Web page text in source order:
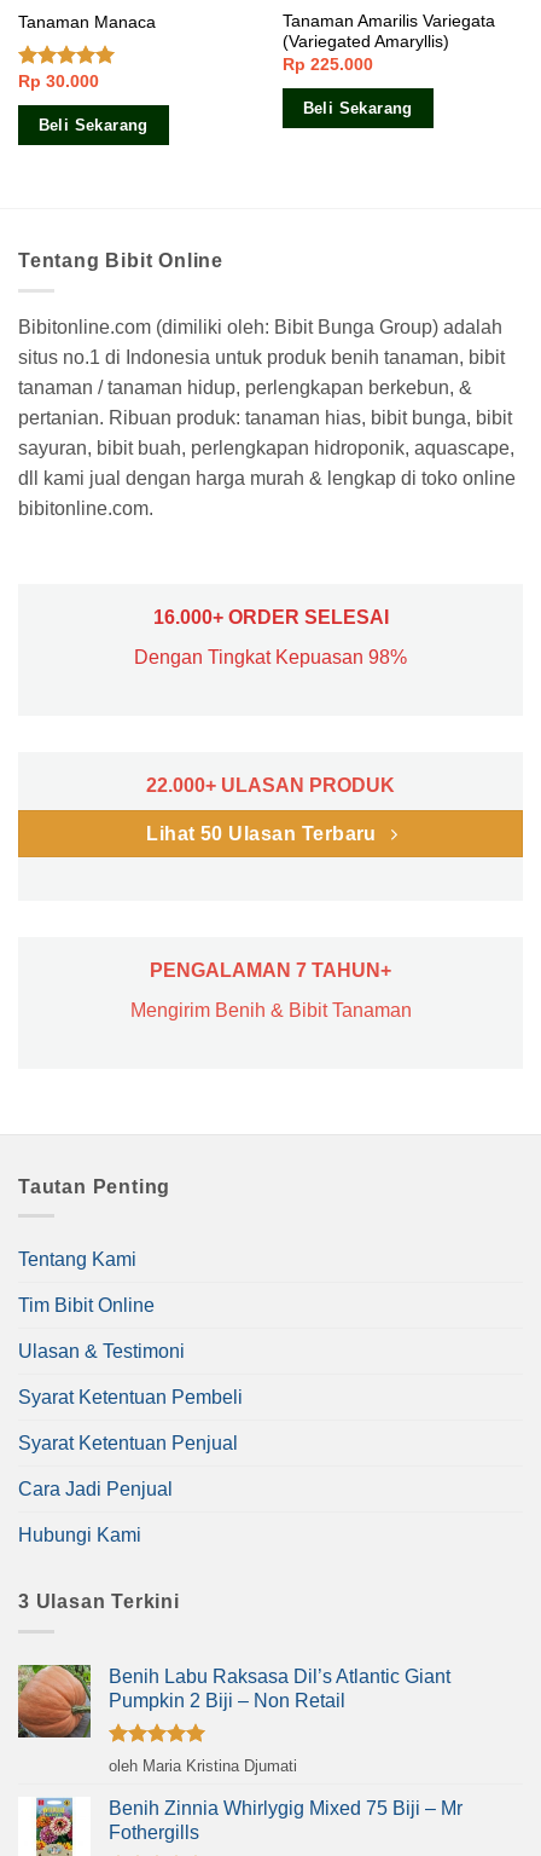
Tanaman Manaca
Dinilai5.00
dari 5
Rp 30.000
Beli Sekarang
Tanaman Amarilis Variegata
(Variegated Amaryllis)
Rp 225.000
Beli Sekarang
Tentang Bibit Online
Bibitonline.com (dimiliki oleh: Bibit Bunga Group) adalah
situs no.1 di Indonesia untuk produk benih tanaman, bibit
tanaman / tanaman hidup, perlengkapan berkebun, &
pertanian. Ribuan produk: tanaman hias, bibit bunga, bibit
sayuran, bibit buah, perlengkapan hidroponik, aquascape,
dll kami jual dengan harga murah & lengkap di toko online
bibitonline.com.
16.000+ ORDER SELESAI
Dengan Tingkat Kepuasan 98%
22.000+ ULASAN PRODUK
Lihat 50 Ulasan Terbaru
PENGALAMAN 7 TAHUN+
Mengirim Benih & Bibit Tanaman
Tautan Penting
Tentang Kami
Tim Bibit Online
Ulasan & Testimoni
Syarat Ketentuan Pembeli
Syarat Ketentuan Penjual
Cara Jadi Penjual
Hubungi Kami
3 Ulasan Terkini
Benih Labu Raksasa Dil’s Atlantic Giant
Pumpkin 2 Biji – Non Retail
Dinilai5
oleh Maria Kristina Djumati
Benih Zinnia Whirlygig Mixed 75 Biji – Mr
Fothergills